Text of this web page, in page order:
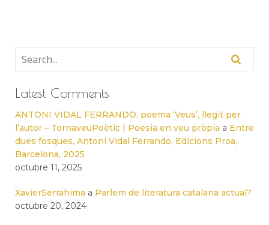
Latest Comments
ANTONI VIDAL FERRANDO, poema ‘Veus’, llegit per
l’autor – TornaveuPoètic | Poesia en veu pròpia a Entre
dues fosques, Antoni Vidal Ferrando, Edicions Proa,
Barcelona, 2025
octubre 11, 2025
XavierSerrahima a Parlem de literatura catalana actual?
octubre 20, 2024